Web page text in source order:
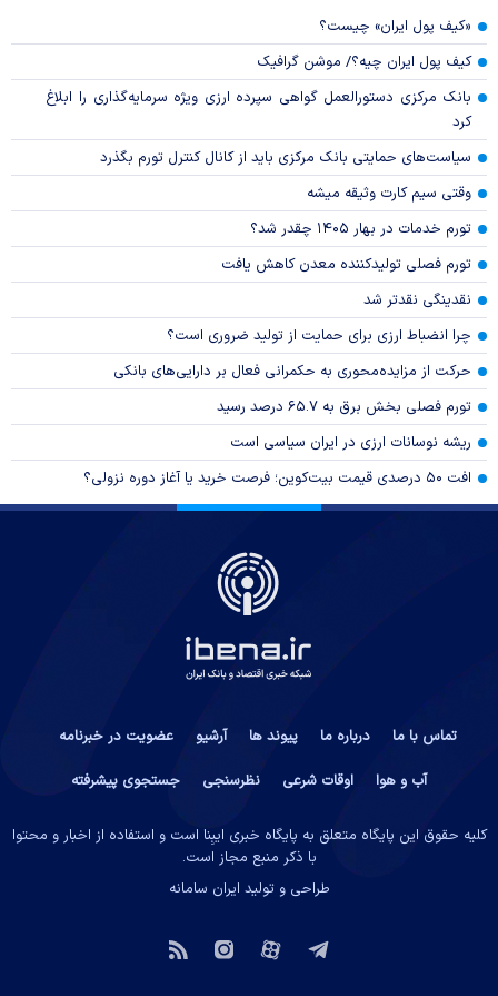
«کیف پول ایران» چیست؟
کیف پول ایران چیه؟/ موشن گرافیک
بانک مرکزی دستورالعمل گواهی سپرده ارزی ویژه سرمایه‌گذاری را ابلاغ
کرد
سیاست‌های حمایتی بانک مرکزی باید از کانال کنترل تورم بگذرد
وقتی سیم کارت وثیقه میشه
تورم خدمات در بهار ۱۴۰۵ چقدر شد؟
تورم فصلی تولیدکننده معدن کاهش یافت
نقدینگی نقدتر شد
چرا انضباط ارزی برای حمایت از تولید ضروری است؟
حرکت از مزایده‌محوری به حکمرانی فعال بر دارایی‌های بانکی
تورم فصلی بخش برق به ۶۵.۷ درصد رسید
ریشه نوسانات ارزی در ایران سیاسی است
افت ۵۰ درصدی قیمت بیت‌کوین؛ فرصت خرید یا آغاز دوره نزولی؟
تماس با ما درباره ما پیوند ها آرشیو
عضویت در خبرنامه
آب و هوا
اوقات شرعی نظرسنجی جستجوی پیشرفته
کلیه حقوق این پایگاه متعلق به پایگاه خبری ایبِنا است و استفاده از اخبار و محتوا
با ذکر منبع مجاز است.
طراحی و تولید ایران سامانه